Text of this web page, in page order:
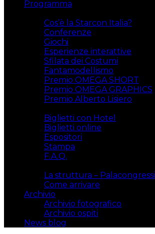
Programma
Cos’è la Starcon Italia?
Conferenze
Giochi
Esperienze interattive
Sfilata dei Costumi
Fantamodellismo
Premio OMEGA SHORT
Premio OMEGA GRAPHICS
Premio Alberto Lisiero
Biglietti con Hotel
Biglietti online
Espositori
Stampa
F.A.Q.
La struttura – Palacongressi
Come arrivare
Archivio
Archivio fotografico
Archivio ospiti
News blog